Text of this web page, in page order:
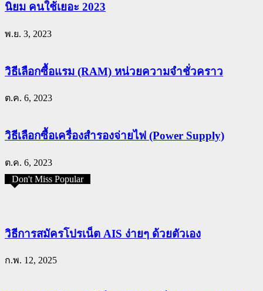
นิยม คนใช้เยอะ 2023
พ.ย. 3, 2023
วิธีเลือกซื้อแรม (RAM) หน่วยความจำชั่วคราว
ต.ค. 6, 2023
วิธีเลือกซื้อเครื่องสำรองจ่ายไฟ (Power Supply)
ต.ค. 6, 2023
Don't Miss Popular
วิธีการสมัครโปรเน็ต AIS ง่ายๆ ด้วยตัวเอง
ก.พ. 12, 2025